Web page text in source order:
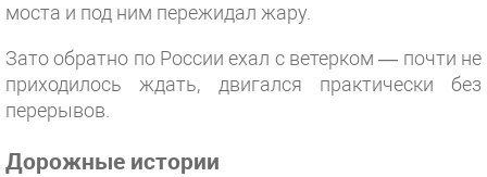
моста и под ним пережидал жару.
Зато обратно по России ехал с ветерком — почти не
приходилось ждать, двигался практически без
перерывов.
Дорожные истории